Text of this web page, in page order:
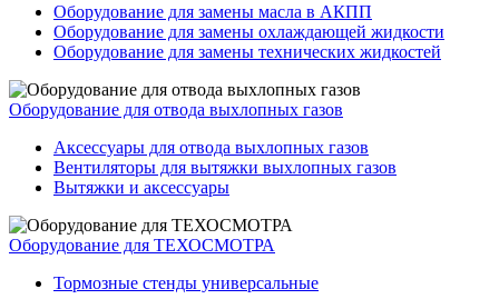
Оборудование для замены масла в АКПП
Оборудование для замены охлаждающей жидкости
Оборудование для замены технических жидкостей
Оборудование для отвода выхлопных газов
Аксессуары для отвода выхлопных газов
Вентиляторы для вытяжки выхлопных газов
Вытяжки и аксессуары
Оборудование для ТЕХОСМОТРА
Тормозные стенды универсальные